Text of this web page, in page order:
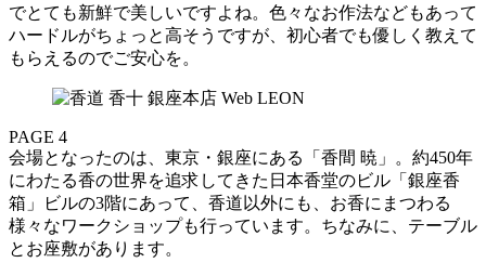
でとても新鮮で美しいですよね。色々なお作法などもあって
ハードルがちょっと高そうですが、初心者でも優しく教えて
もらえるのでご安心を。
PAGE 4
会場となったのは、東京・銀座にある「香間 暁」。約450年
にわたる香の世界を追求してきた日本香堂のビル「銀座香
箱」ビルの3階にあって、香道以外にも、お香にまつわる
様々なワークショップも行っています。ちなみに、テーブル
とお座敷があります。